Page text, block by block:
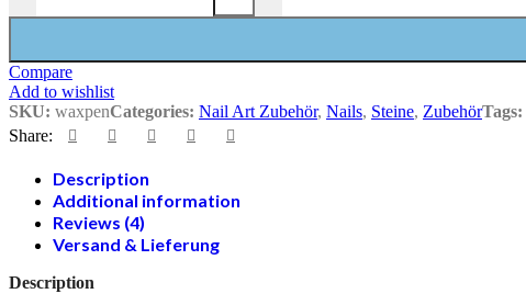
Compare
Add to wishlist
SKU: waxpenCategories: Nail Art Zubehör, Nails, Steine, ZubehörTags:
Share:
Description
Additional information
Reviews (4)
Versand & Lieferung
Description